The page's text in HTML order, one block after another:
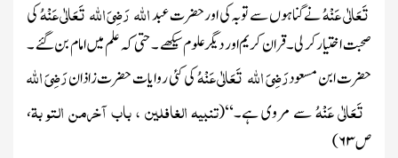
تَعَالٰی عَنْہُنے گناہوں سے توبہ کی اور حضرت عبداللہرَضِیَ اللہ تَعَالٰی عَنْہُکی
صحبت اختیار کر لی۔ قران کریم اور دیگرعلوم سیکھے ۔حتی کہ علم میں امام بن گئے ۔
حضرت ابن مسعودرَضِیَ اللہ تَعَالٰی عَنْہُکی کئی روایات حضرت زاذانرَضِیَ اللہ
تَعَالٰی عَنْہُسے مروی ہے۔‘‘(تنبیہ الغافلین ، باب آخرمن التو بۃ،
ص۶۳)